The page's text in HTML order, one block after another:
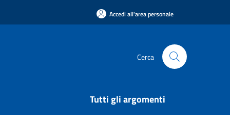
Accedi all'area personale
Cerca
Tutti gli argomenti